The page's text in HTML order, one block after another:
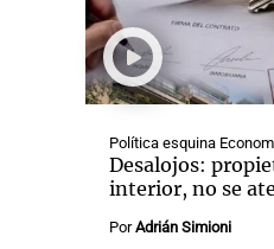
Política esquina
Desalojos:
interior, no se
PorAdrián Simioni